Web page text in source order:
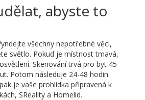
abyste to
všechny nepotřebné věci,
světlo. Pokud je místnost tmavá,
Skenování trvá pro byt 45
Potom následuje 24-48 hodin
je vaše prohlídka připravená k
SReality a Homelid.